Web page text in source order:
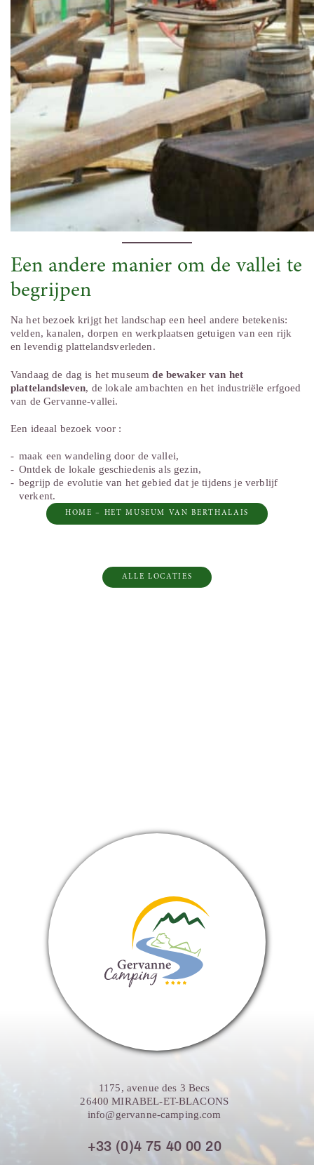
Een andere manier om de vallei te
begrijpen
Na het bezoek krijgt het landschap een heel andere betekenis:
velden, kanalen, dorpen en werkplaatsen getuigen van een rijk
en levendig plattelandsverleden.
Vandaag de dag is het museumde bewaker van het
plattelandsleven, de lokale ambachten en het industriële erfgoed
van de Gervanne-vallei.
Een ideaal bezoek voor :
maak een wandeling door de vallei,
Ontdek de lokale geschiedenis als gezin,
begrijp de evolutie van het gebied dat je tijdens je verblijf
verkent.
HOME – HET MUSEUM VAN BERTHALAIS
ALLE LOCATIES
1175, avenue des 3 Becs
26400 MIRABEL-ET-BLACONS
info@gervanne-camping.com
+33 (0)4 75 40 00 20